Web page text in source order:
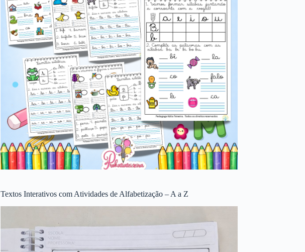
Textos Interativos com Atividades de Alfabetização – A a Z